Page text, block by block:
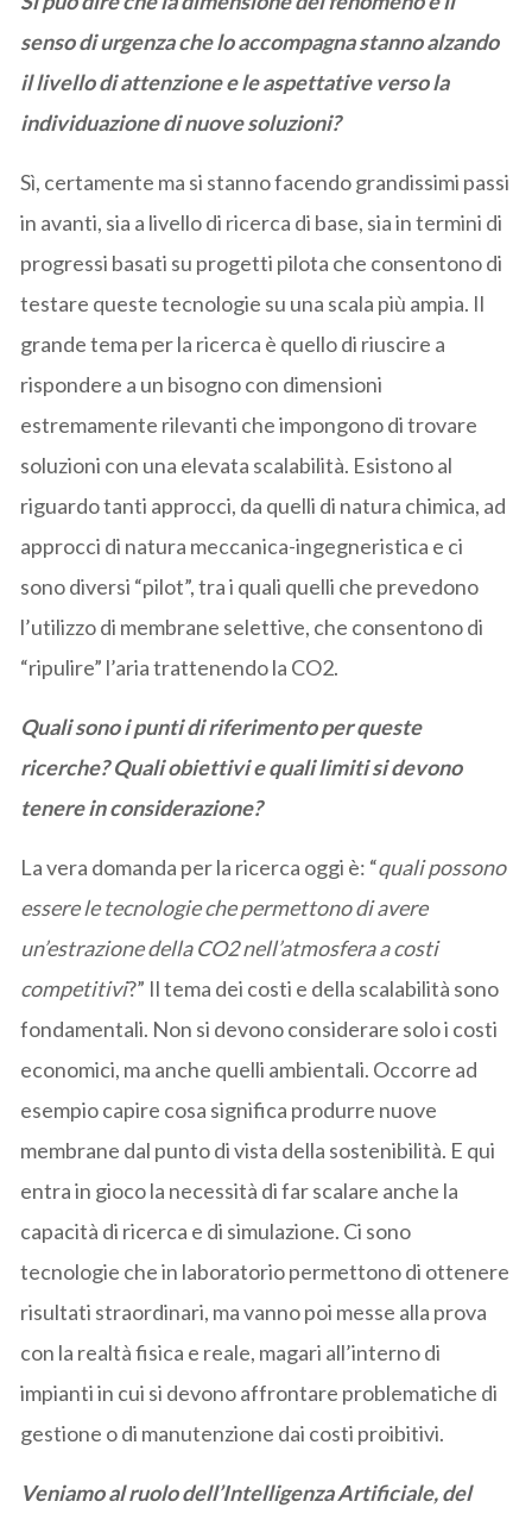
senso di urgenza che lo accompagna stanno alzando
il livello di attenzione e le aspettative verso la
individuazione di nuove soluzioni?
Sì, certamente ma si stanno facendo grandissimi passi
in avanti, sia a livello di ricerca di base, sia in termini di
progressi basati su progetti pilota che consentono di
testare queste tecnologie su una scala più ampia. Il
grande tema per la ricerca è quello di riuscire a
rispondere a un bisogno con dimensioni
estremamente rilevanti che impongono di trovare
soluzioni con una elevata scalabilità. Esistono al
riguardo tanti approcci, da quelli di natura chimica, ad
approcci di natura meccanica-ingegneristica e ci
sono diversi “pilot”, tra i quali quelli che prevedono
l’utilizzo di membrane selettive, che consentono di
“ripulire” l’aria trattenendo la CO2.
Quali sono i punti di riferimento per queste
ricerche? Quali obiettivi e quali limiti si devono
tenere in considerazione?
La vera domanda per la ricerca oggi è: “quali possono
essere le tecnologie che permettono di avere
un’estrazione della CO2 nell’atmosfera a costi
competitivi?” Il tema dei costi e della scalabilità sono
fondamentali. Non si devono considerare solo i costi
economici, ma anche quelli ambientali. Occorre ad
esempio capire cosa significa produrre nuove
membrane dal punto di vista della sostenibilità. E qui
entra in gioco la necessità di far scalare anche la
capacità di ricerca e di simulazione. Ci sono
tecnologie che in laboratorio permettono di ottenere
risultati straordinari, ma vanno poi messe alla prova
con la realtà fisica e reale, magari all’interno di
impianti in cui si devono affrontare problematiche di
gestione o di manutenzione dai costi proibitivi.
Veniamo al ruolo dell’Intelligenza Artificiale, del